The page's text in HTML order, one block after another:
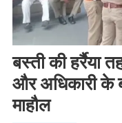
बस्ती की हर्रैया
और अधिकारी के
माहौल